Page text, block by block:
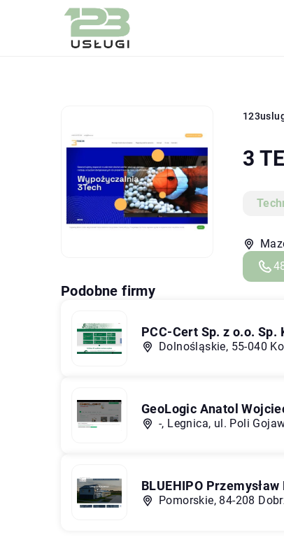
3
Podobne firmy
PCC-Cert Sp. z o.o. Sp.
Dolnośląskie, 55-040
GeoLogic Anatol
-, Legnica, ul. Poli
BLUEHIPO Przemysław
Pomorskie, 84-208